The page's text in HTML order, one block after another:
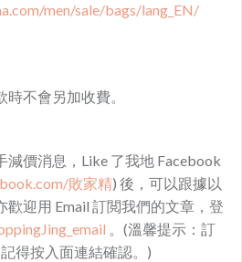
men/sale/bags/lang_EN/
不會另加收費。
價消息，Like 了我地 Facebook
敗家精) 後，可以跟據以
迎用 Email 訂閲我們的文章，登
。(溫馨提示：訂
得按入面連結確認。)